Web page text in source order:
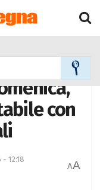
con
- 12:18
AA